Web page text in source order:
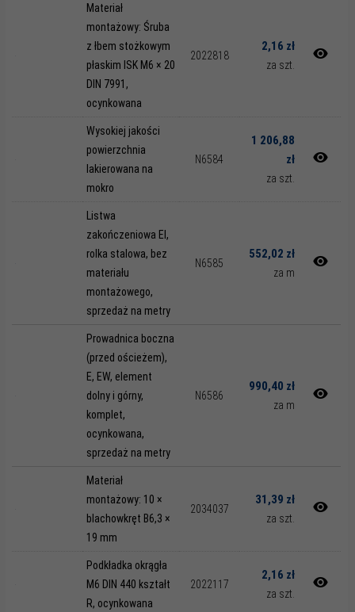
Materiał
montażowy: Śruba
z łbem stożkowym
płaskim ISK M6 × 20
DIN 7991,
ocynkowana
2022818
2,16 zł
za szt.
Wysokiej jakości
powierzchnia
lakierowana na
mokro
N6584
1 206,88
zł
za szt.
Listwa
zakończeniowa EI,
rolka stalowa, bez
materiału
montażowego,
sprzedaż na metry
N6585
552,02 zł
za m
Prowadnica boczna
(przed ościeżem),
E, EW, element
dolny i górny,
komplet,
ocynkowana,
sprzedaż na metry
N6586
990,40 zł
za m
Materiał
montażowy: 10 ×
blachowkręt B6,3 ×
19 mm
2034037
31,39 zł
za szt.
Podkładka okrągła
M6 DIN 440 kształt
R, ocynkowana
2022117
2,16 zł
za szt.